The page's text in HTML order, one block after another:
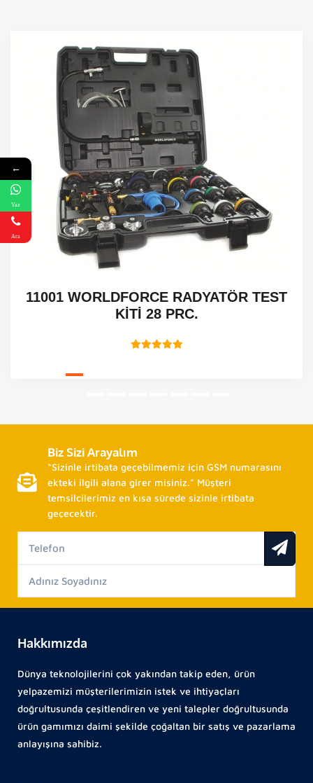
11001 WORLDFORCE RADYATÖR TEST
KİTİ 28 PRC.
Biz Sizi Arayalım
“Sizinle irtibata geçebilmemiz için GSM numarasını
ekteki ilgili alana girer misiniz.” Müşteri
temsilcilerimiz en kısa sürede sizinle irtibata
geçecektir.
Hakkımızda
Dünya teknolojilerini çok yakından takip eden, ürün
yelpazemizi müşterilerimizin istek ve ihtiyaçları
doğrultusunda çeşitlendiren ve yeni talepler doğrultusunda
ürün gamımızı daimi şekilde çoğaltan bir satış ve pazarlama
anlayışına sahibiz.
←
Yaz
Ara